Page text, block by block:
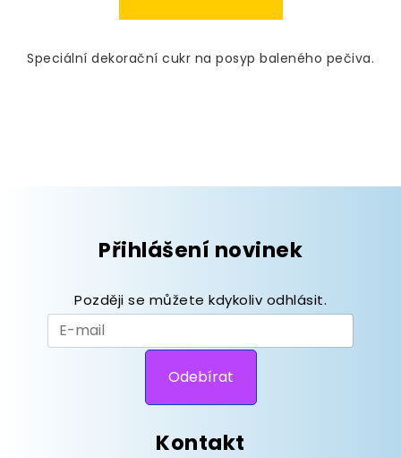
Speciální dekorační cukr na posyp baleného pečiva.
Přihlášení novinek
Později se můžete kdykoliv odhlásit.
Kontakt